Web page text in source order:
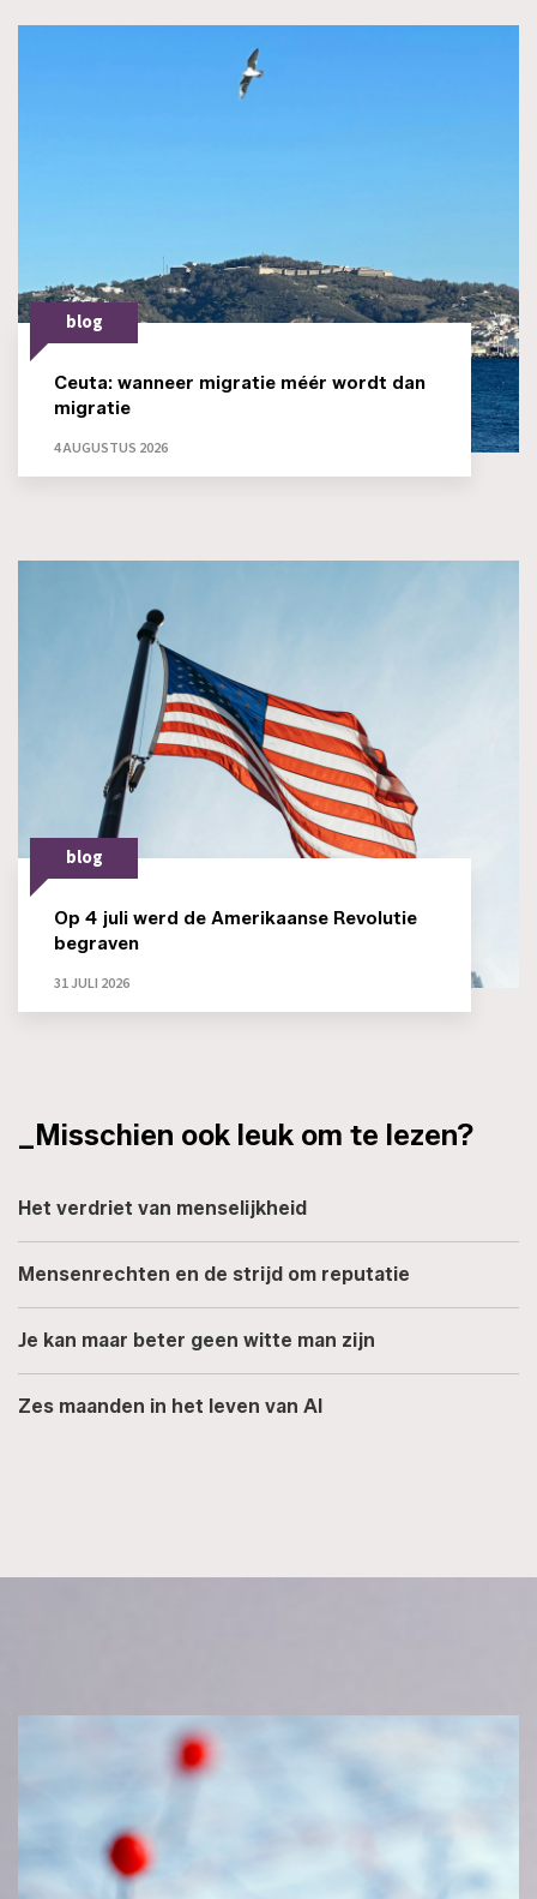
blog
Ceuta: wanneer migratie méér wordt dan
migratie
4 AUGUSTUS 2026
blog
Op 4 juli werd de Amerikaanse Revolutie
begraven
31 JULI 2026
_Misschien ook leuk om te lezen?
Het verdriet van menselijkheid
Mensenrechten en de strijd om reputatie
Je kan maar beter geen witte man zijn
Zes maanden in het leven van AI